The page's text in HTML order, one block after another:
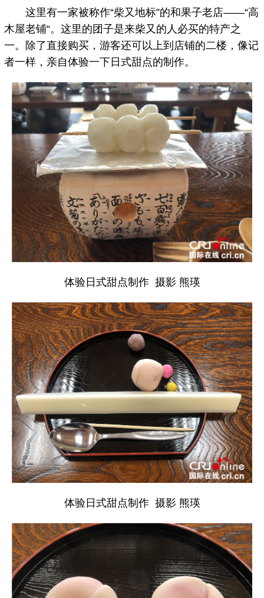
这里有一家被称作“柴又地标”的和果子老店——“高
木屋老铺“。这里的团子是来柴又的人必买的特产之
一。除了直接购买，游客还可以上到店铺的二楼，像记
者一样，亲自体验一下日式甜点的制作。
体验日式甜点制作 摄影 熊瑛
体验日式甜点制作 摄影 熊瑛